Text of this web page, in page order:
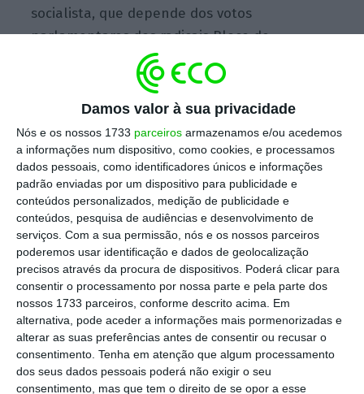
Damos valor à sua privacidade
Nós e os nossos 1733 parceiros armazenamos e/ou acedemos
a informações num dispositivo, como cookies, e processamos
dados pessoais, como identificadores únicos e informações
padrão enviadas por um dispositivo para publicidade e
conteúdos personalizados, medição de publicidade e
conteúdos, pesquisa de audiências e desenvolvimento de
serviços. Com a sua permissão, nós e os nossos parceiros
poderemos usar identificação e dados de geolocalização
precisos através da procura de dispositivos. Poderá clicar para
consentir o processamento por nossa parte e pela parte dos
nossos 1733 parceiros, conforme descrito acima. Em
alternativa, pode aceder a informações mais pormenorizadas e
alterar as suas preferências antes de consentir ou recusar o
consentimento. Tenha em atenção que algum processamento
dos seus dados pessoais poderá não exigir o seu
consentimento, mas que tem o direito de se opor a esse
socialista, que depende dos votos
parlamentares dos radicais Bloco de
Esquerda e do rígido Partido Comunista.
https://eco.sapo.pt/quote/financial-times-costa-tem-indubitavelmente-registado-um-desempenho-que-superou-as-previsoes/ Copiar
Assine o ECO Premium
No momento em que a informação é
mais importante do que nunca, apoie
o jornalismo independente e rigoroso.
De que forma? Assine o ECO Premium e